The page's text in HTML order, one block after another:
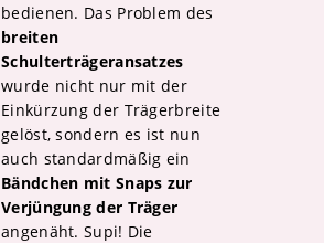
bedienen. Das Problem des
breiten
Schulterträgeransatzes
wurde nicht nur mit der
Einkürzung der Trägerbreite
gelöst, sondern es ist nun
auch standardmäßig ein
Bändchen mit Snaps zur
Verjüngung der Träger
angenäht. Supi! Die